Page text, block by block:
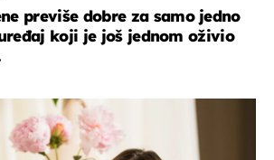
previše dobre za samo jedno
koji je još jednom oživio